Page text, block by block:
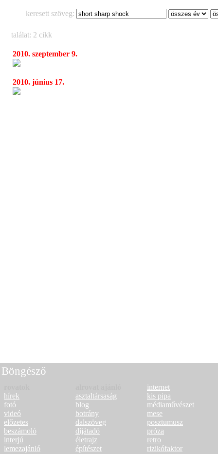
keresett szöveg:
találat: 2 cikk
2010. szeptember 9.
2010. június 17.
Böngésző
hírek
fotó
videó
előzetes
beszámoló
interjú
lemezajánló
asztaltársaság
blog
botrány
dalszöveg
díjátadó
életrajz
építészet
internet
kis pipa
médiaművészet
mese
posztumusz
próza
retro
rizikófaktor